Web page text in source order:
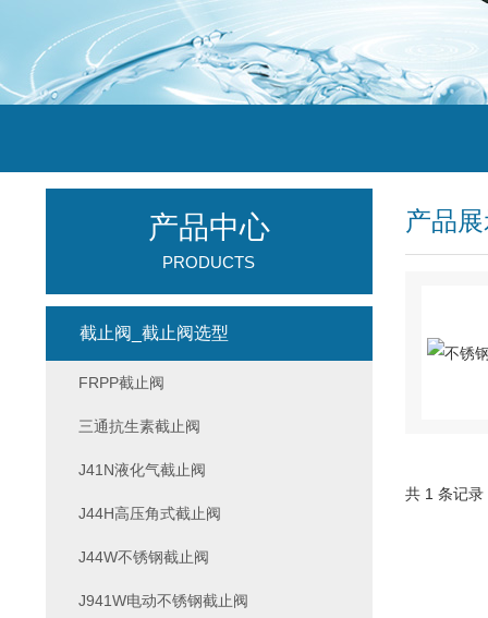
产品
共 1 条记
产品中心
PRODUCTS
截止阀_截止阀选型
FRPP截止阀
三通抗生素截止阀
J41N液化气截止阀
J44H高压角式截止阀
J44W不锈钢截止阀
J941W电动不锈钢截止阀